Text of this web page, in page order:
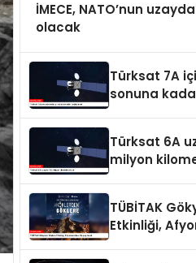
İMECE, NATO’nun
olacak
Türksat 7A
sonuna
Türksat 6A
milyon
TÜBİTAK
Etkinliği,